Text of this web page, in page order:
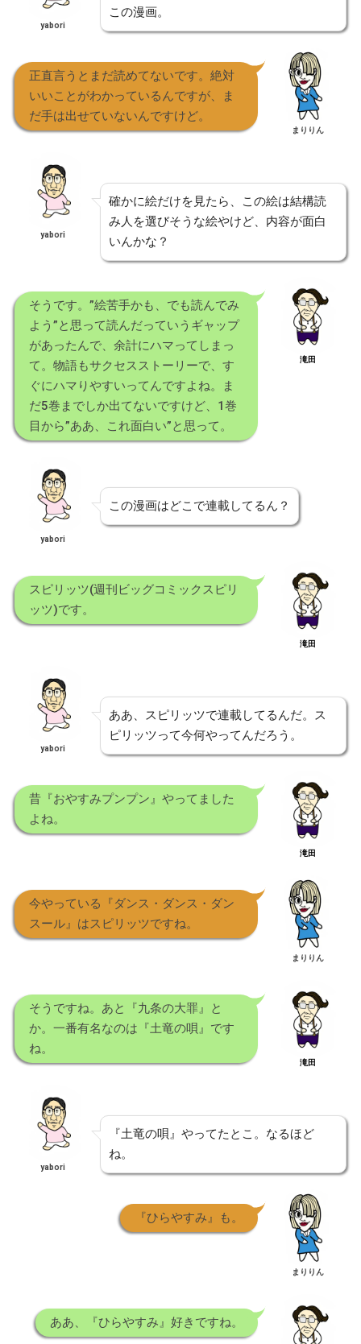
yabori
この漫画。
正直言うとまだ読めてないです。絶対
いいことがわかっているんですが、ま
だ手は出せていないんですけど。
まりりん
yabori
確かに絵だけを見たら、この絵は結構読
み人を選びそうな絵やけど、内容が面白
いんかな？
そうです。”絵苦手かも、でも読んでみ
よう”と思って読んだっていうギャップ
があったんで、余計にハマってしまっ
て。物語もサクセスストーリーで、す
ぐにハマりやすいってんですよね。ま
だ5巻までしか出てないですけど、1巻
目から”ああ、これ面白い”と思って。
滝田
yabori
この漫画はどこで連載してるん？
スピリッツ(週刊ビッグコミックスピリ
ッツ)です。
滝田
yabori
ああ、スピリッツで連載してるんだ。ス
ピリッツって今何やってんだろう。
昔『おやすみプンプン』やってました
よね。
滝田
今やっている『ダンス・ダンス・ダン
スール』はスピリッツですね。
まりりん
そうですね。あと『九条の大罪』と
か。一番有名なのは『土竜の唄』です
ね。
滝田
yabori
『土竜の唄』やってたとこ。なるほど
ね。
『ひらやすみ』も。
まりりん
ああ、『ひらやすみ』好きですね。